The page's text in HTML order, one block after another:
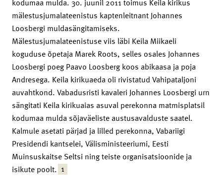
mälestusjumalateenistus kaptenleitnant Johannes
Loosbergi muldasängitamiseks.
Mälestusjumalateenistuse viis läbi Keila Miikaeli
koguduse õpetaja Marek Roots, selles osales Johannes
Loosbergi poeg Paavo Loosberg koos abikaasa ja poja
Andresega. Keila kirikuaeda oli rivistatud Vahipataljoni
auvahtkond. Vabadusristi kavaleri Johannes Loosbergi urn
sängitati Keila kirikuaias asuval perekonna matmisplatsil
kodumaa mulda sõjaväeliste austusavalduste saatel.
Kalmule asetati pärjad ja lilled perekonna, Vabariigi
Presidendi kantselei, Välisministeeriumi, Eesti
Muinsuskaitse Seltsi ning teiste organisatsioonide ja
isikute poolt. 1